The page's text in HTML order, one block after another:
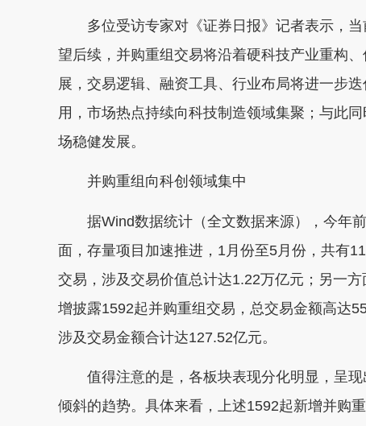
多位受访专家对《证券日报》记者表示，当
望后续，并购重组交易将沿着硬科技产业重构
展，交易逻辑、融资工具、行业布局将进一步
用，市场热点持续向科技制造领域集聚；与此
场稳健发展。
并购重组向科创领域集中
据Wind数据统计（全文数据来源），今年前
面，存量项目加速推进，1月份至5月份，共有
交易，涉及交易价值总计达1.22万亿元；另一
增披露1592起并购重组交易，总交易金额高达
涉及交易金额合计达127.52亿元。
值得注意的是，各板块表现分化明显，呈现
倾斜的趋势。具体来看，上述1592起新增并购